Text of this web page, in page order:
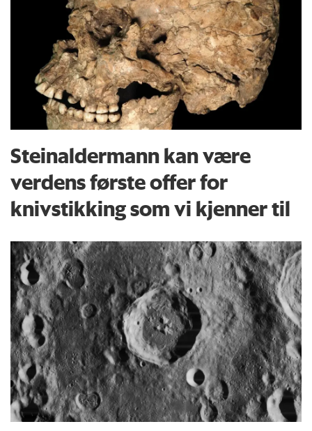
Steinaldermann kan være
verdens første offer for
knivstikking som vi kjenner til